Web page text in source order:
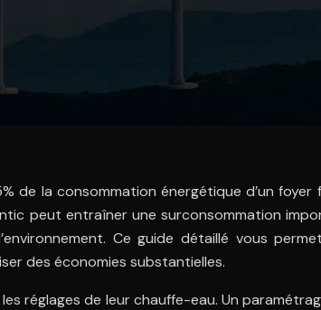
de la consommation énergétique d’un foyer
peut entraîner une surconsommation
Ce guide détaillé vous
des économies substantielles.
réglages de leur chauffe-eau. Un